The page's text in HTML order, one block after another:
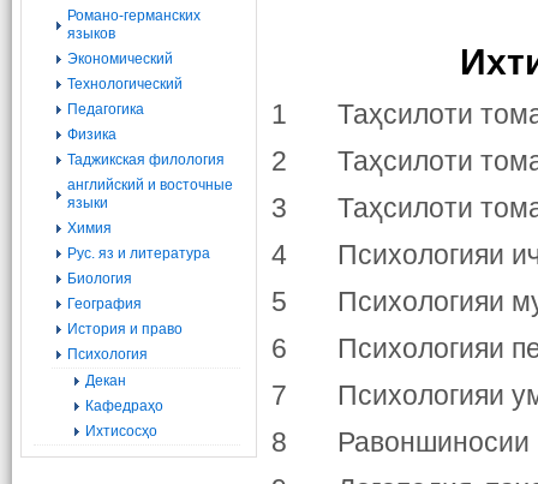
Романо-германских
языков
Экономический
Технологический
Педагогика
Физика
Таджикская филология
английский и восточные
языки
Химия
Рус. яз и литература
Биология
География
История и право
Психология
Декан
Кафедраҳо
Ихтисосҳо
1 Таҳсилоти
2 Таҳсилоти
3 Таҳсилоти
4 Психологияи
5 Психологияи
6 Психологияи
7 Психологияи
8 Равоншиносии